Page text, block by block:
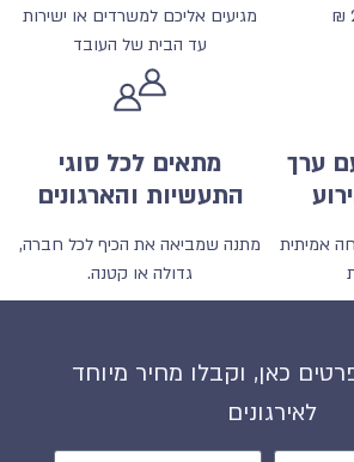
מגיעים אליכם למשרדים או ישירות
עד הבית של העובד
ערך
אמיתית
מתאים לכל סוגי
התעשיות והארגונים
מתנה שמביאה את הכיף לכל חברה,
גדולה או קטנה.
כאן, וקבלו מחיר מיוחד
לאירגונים